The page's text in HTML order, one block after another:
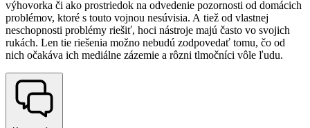
výhovorka či ako prostriedok na odvedenie pozornosti od domácich
problémov, ktoré s touto vojnou nesúvisia. A tiež od vlastnej
neschopnosti problémy riešiť, hoci nástroje majú často vo svojich
rukách. Len tie riešenia možno nebudú zodpovedať tomu, čo od
nich očakáva ich mediálne zázemie a rôzni tlmočníci vôle ľudu.